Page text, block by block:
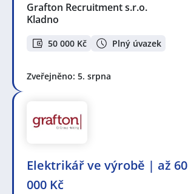
Grafton Recruitment s.r.o.
Kladno
50 000 Kč Plný úvazek
Zveřejněno: 5. srpna
Elektrikář ve výrobě | až 60
000 Kč